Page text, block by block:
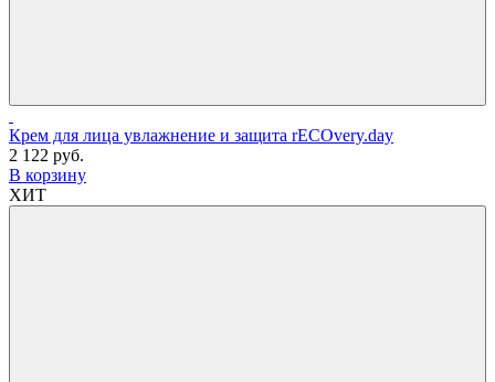
Крем для лица увлажнение и защита rECOvery.day
2 122 руб.
В корзину
ХИТ